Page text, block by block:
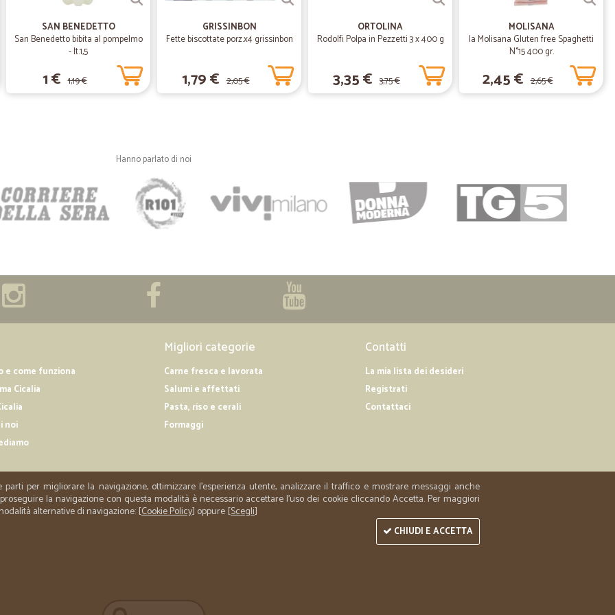
Prodotti corrispondenti alla…
Prodotti corrispondenti alla descrizione. Imballo un po’ troppo grande per il contenuto
17/02/2020
Valerio v L.
Attenti a curati
Attenti a curati
SAN BENEDETTO
San Benedetto bibita al pompelmo
- lt.1,5
1 € 1,19 €
GRISSINBON
Fette biscottate porz.x4 grissinbon
1,79 € 2,05 €
ORTOLINA
Rodolfi Polpa in Pezzetti 3 x 400 g
3,35 € 3,75 €
MOLISANA
la Molisana Gluten free Spaghetti
N°15 400 gr.
2,45 € 2,65 €
Hanno parlato di noi
e come funziona
Cicalia
noi
Migliori categorie
Carne fresca e lavorata
Salumi e affettati
Pasta, riso e cerali
Formaggi
Contatti
La mia lista dei desideri
Registrati
Contattaci
per migliorare la navigazione, ottimizzare l'esperienza utente, analizzare il traffico e mostrare messaggi anche
la navigazione con questa modalità è necessario accettare l'uso dei cookie cliccando Accetta. Per maggiori
alternative di navigazione: [Cookie Policy] oppure [Scegli]
CHIUDI E ACCETTA